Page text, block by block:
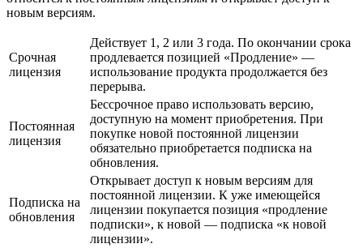
новым версиям.
Срочная
лицензия
Действует 1, 2 или 3 года. По окончании срока
продлевается позицией «Продление» —
использование продукта продолжается без
перерыва.
Постоянная
лицензия
Бессрочное право использовать версию,
доступную на момент приобретения. При
покупке новой постоянной лицензии
обязательно приобретается подписка на
обновления.
Подписка на
обновления
Открывает доступ к новым версиям для
постоянной лицензии. К уже имеющейся
лицензии покупается позиция «продление
подписки», к новой — подписка «к новой
лицензии».